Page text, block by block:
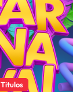
Titulos